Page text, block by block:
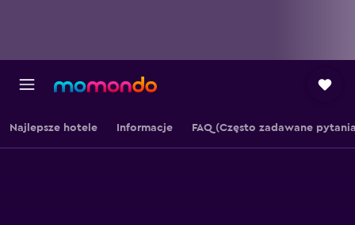
Najlepsze hotele Informacje FAQ (Często zadawane